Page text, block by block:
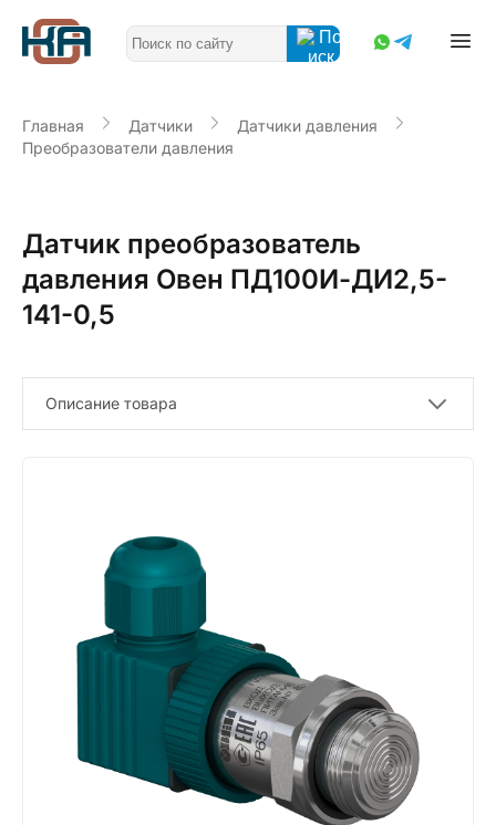
Главная Датчики
Датчики давления
Преобразователи давления
Датчик преобразователь
давления Овен ПД100И-ДИ2,5-
141-0,5
Описание товара